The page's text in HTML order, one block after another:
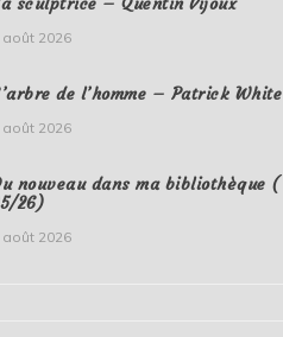
août 2026
de l’homme – Patrick White
août 2026
nouveau dans ma bibliothèque (
26)
août 2026